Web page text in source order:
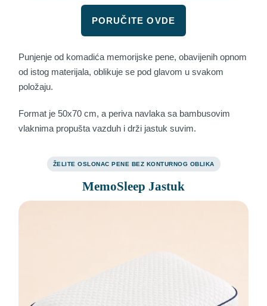
PORUČITE OVDE
Punjenje od komadića memorijske pene, obavijenih opnom
od istog materijala, oblikuje se pod glavom u svakom
položaju.
Format je 50x70 cm, a periva navlaka sa bambusovim
vlaknima propušta vazduh i drži jastuk suvim.
ŽELITE OSLONAC PENE BEZ KONTURNOG OBLIKA
MemoSleep Jastuk